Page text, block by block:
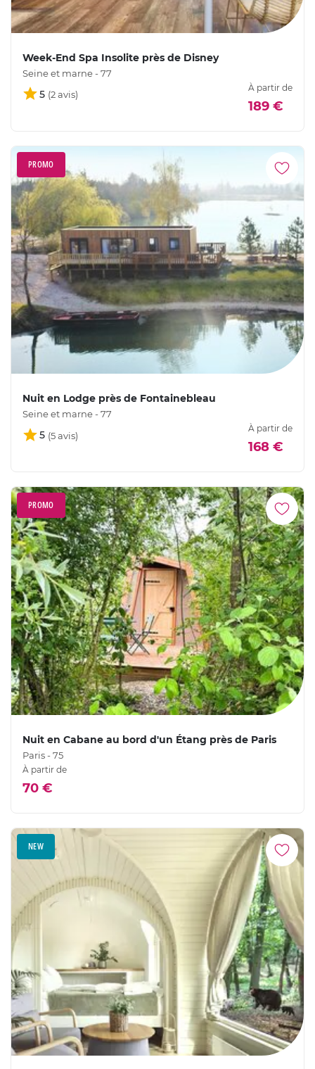
Week-End Spa Insolite près de Disney
Seine et marne - 77
5
À partir de
189 €
PROMO
Nuit en Lodge près de Fontainebleau
Seine et marne - 77
5
À partir de
168 €
PROMO
Nuit en Cabane au bord d'un Étang près de Paris
Paris - 75
À partir de
70 €
NEW